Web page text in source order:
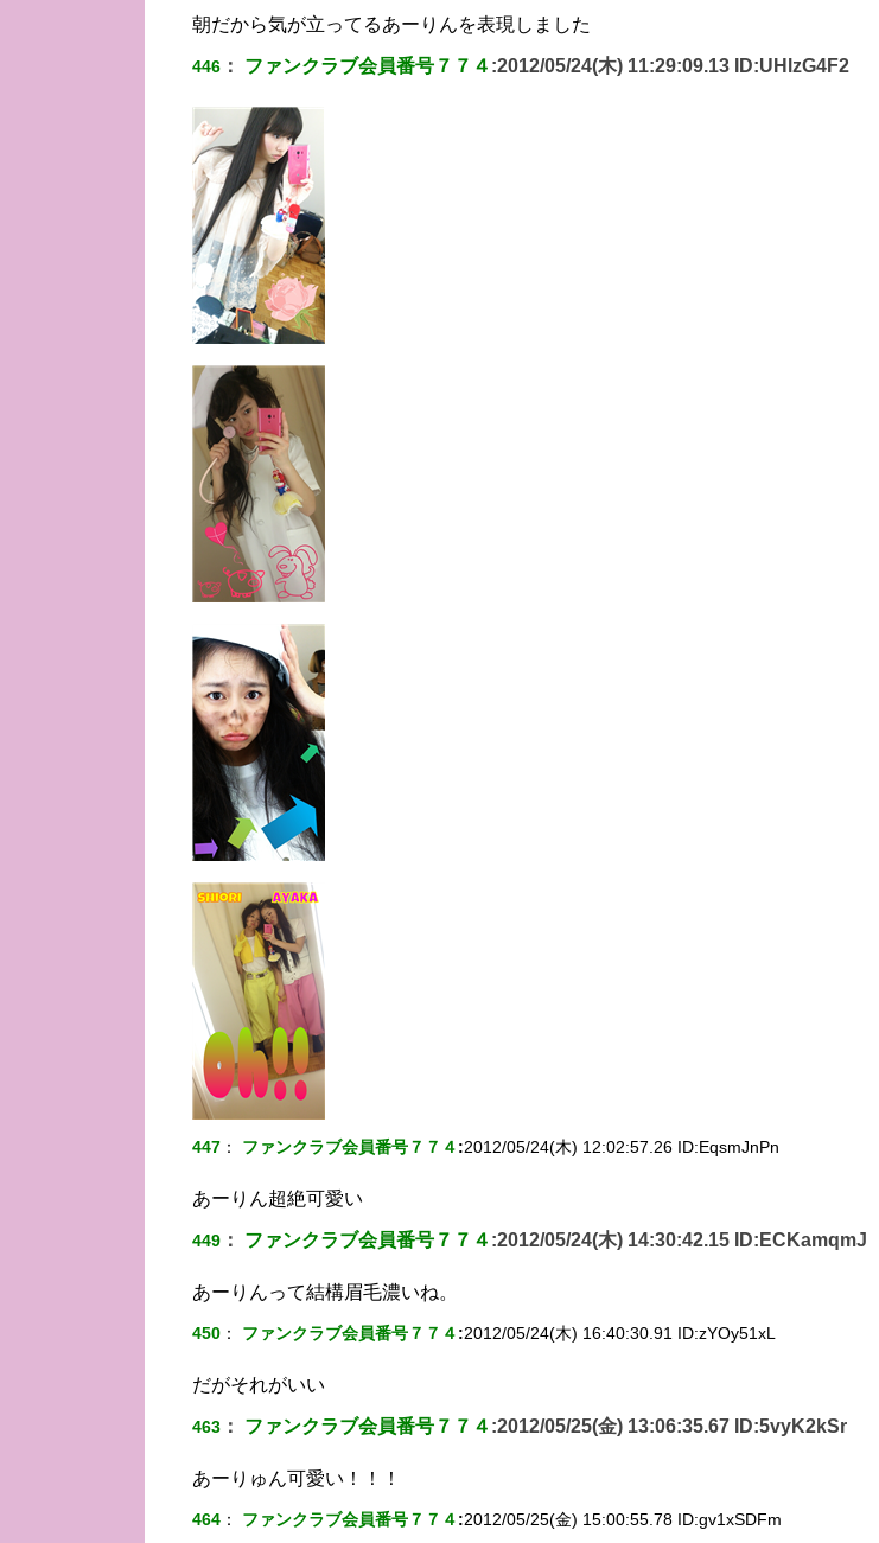
朝だから気が立ってるあーりんを表現しました
446 ： ファンクラブ会員番号７７４ :2012/05/24(木) 11:29:09.13 ID:UHlzG4F2
447 ： ファンクラブ会員番号７７４:2012/05/24(木) 12:02:57.26 ID:EqsmJnPn
あーりん超絶可愛い
449 ： ファンクラブ会員番号７７４ :2012/05/24(木) 14:30:42.15 ID: ECKamqmJ
あーりんって結構眉毛濃いね。
450 ： ファンクラブ会員番号７７４:2012/05/24(木) 16:40:30.91 ID:zYOy51xL
だがそれがいい
463 ： ファンクラブ会員番号７７４ :2012/05/25(金) 13:06:35.67 ID:5vyK2kSr
あーりゅん可愛い！！！
464 ： ファンクラブ会員番号７７４:2012/05/25(金) 15:00:55.78 ID:gv1xSDFm